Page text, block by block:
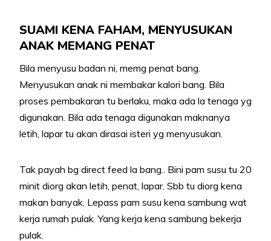
SUAMI KENA FAHAM, MENYUSUKAN
ANAK MEMANG PENAT
Bila menyusu badan ni, memg penat bang.
Menyusukan anak ni membakar kalori bang. Bila
proses pembakaran tu berlaku, maka ada la tenaga yg
digunakan. Bila ada tenaga digunakan maknanya
letih, lapar tu akan dirasai isteri yg menyusukan.
Tak payah bg direct feed la bang.. Bini pam susu tu 20
minit diorg akan letih, penat, lapar. Sbb tu diorg kena
makan banyak. Lepass pam susu kena sambung wat
kerja rumah pulak. Yang kerja kena sambung bekerja
pulak.